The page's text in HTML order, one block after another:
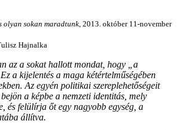
olyan sokan maradtunk , 2013. október 11-november
Hajnalka
az a sokat hallott mondat, hogy „a
a kijelentés a maga kétértelműségében
Az egyén politikai szereplehetőségeit
a képbe a nemzeti identitás, mely
és felülírja őt egy nagyobb egység, a
állítva.